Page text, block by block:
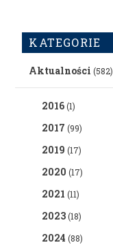
KATEGORIE
Aktualności (582)
2016(1)
2017 (99)
2019 (17)
2020 (17)
2021 (11)
2023(18)
2024 (88)